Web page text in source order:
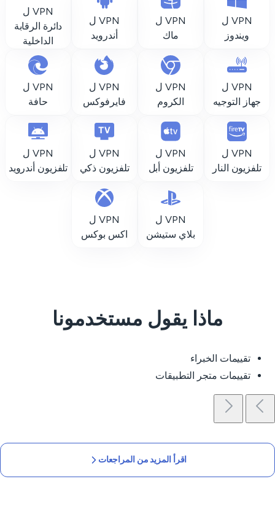
VPN ل
ويندوز
VPN ل
ماك
VPN ل
أندرويد
VPN ل
دائرة الرقابة
الداخلية
VPN ل
جهاز التوجيه
VPN ل
الكروم
VPN ل
فايرفوكس
VPN ل
حافة
VPN ل
تلفزيون النار
VPN ل
تلفزيون أبل
VPN ل
تلفزيون ذكي
VPN ل
تلفزيون أندرويد
VPN ل
بلاي ستيشن
VPN ل
اكس بوكس
ماذا يقول مستخدمونا
تقييمات الخبراء
تقييمات متجر التطبيقات
اقرأ المزيد من المراجعات